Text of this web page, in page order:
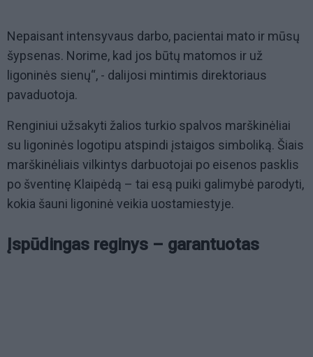
Nepaisant intensyvaus darbo, pacientai mato ir mūsų
šypsenas. Norime, kad jos būtų matomos ir už
ligoninės sienų“, - dalijosi mintimis direktoriaus
pavaduotoja.
Renginiui užsakyti žalios turkio spalvos marškinėliai
su ligoninės logotipu atspindi įstaigos simboliką. Šiais
marškinėliais vilkintys darbuotojai po eisenos pasklis
po šventinę Klaipėdą – tai esą puiki galimybė parodyti,
kokia šauni ligoninė veikia uostamiestyje.
Įspūdingas reginys – garantuotas